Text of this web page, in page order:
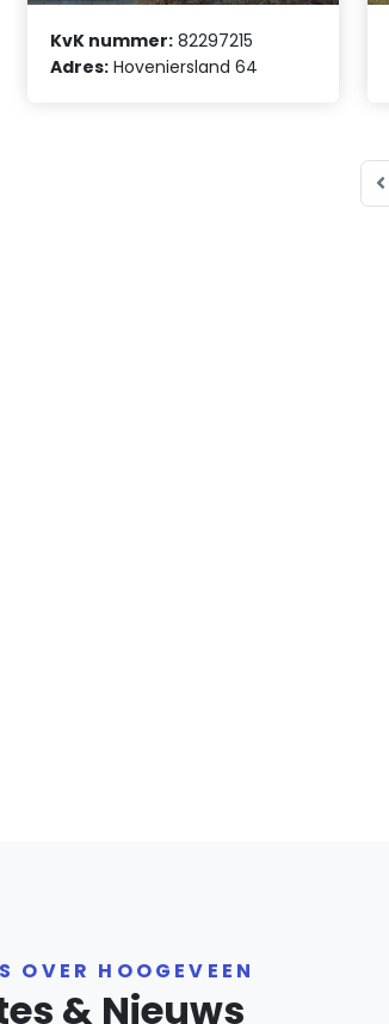
KvK nummer: 82297215
Adres: Hoveniersland 64
OVER HOOGEVEEN
& Nieuws